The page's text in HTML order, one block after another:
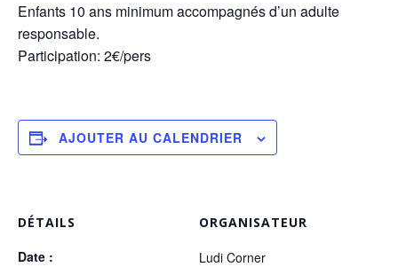
Enfants 10 ans minimum accompagnés d’un adulte
responsable.
Participation: 2€/pers
AJOUTER AU CALENDRIER
DÉTAILS
Date :
ORGANISATEUR
Ludi Corner